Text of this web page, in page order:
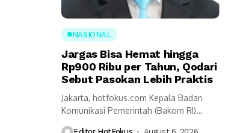
NASIONAL
Jargas Bisa Hemat hingga
Rp900 Ribu per Tahun, Qodari
Sebut Pasokan Lebih Praktis
Jakarta, hotfokus.com Kepala Badan
Komunikasi Pemerintah (Bakom RI)